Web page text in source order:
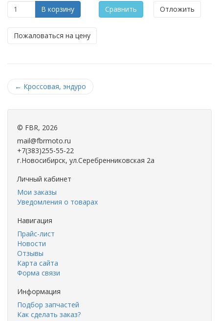
В корзину Сравнить Отложить
Пожаловаться на цену
← Кроссовая, эндуро
© FBR, 2026
mail@fbrmoto.ru
+7(383)255-55-22
г.Новосибирск, ул.Серебренниковская 2а
Личный кабинет
Мои заказы
Уведомления о товарах
Навигация
Прайс-лист
Новости
Отзывы
Карта сайта
Форма связи
Информация
Подбор запчастей
Как сделать заказ?